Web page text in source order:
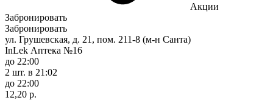
Акции
Забронировать
Забронировать
ул. Грушевская, д. 21, пом. 211-8 (м-н Санта)
InLek Аптека №16
до 22:00
2 шт. в 21:02
до 22:00
12,20 р.